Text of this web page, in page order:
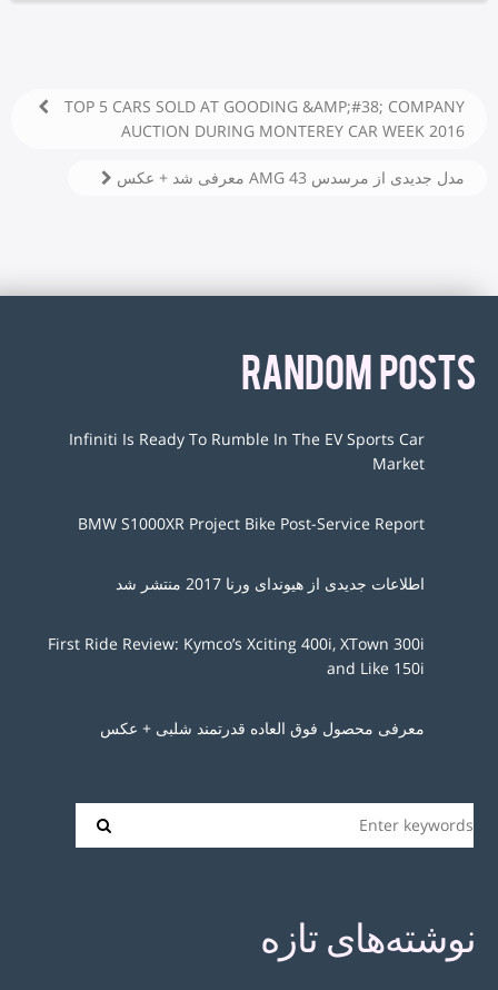
TOP 5 CARS SOLD AT GOODING &AMP;#38; COMPANY
AUCTION DURING MONTEREY CAR WEEK 2016
مدل جدیدی از مرسدس AMG 43 معرفی شد + عکس
RANDOM POSTS
Infiniti Is Ready To Rumble In The EV Sports Car
Market
BMW S1000XR Project Bike Post-Service Report
اطلاعات جدیدی از هیوندای ورنا 2017 منتشر شد
First Ride Review: Kymco’s Xciting 400i, XTown 300i
and Like 150i
معرفی محصول فوق العاده قدرتمند شلبی + عکس
نوشته‌های تازه